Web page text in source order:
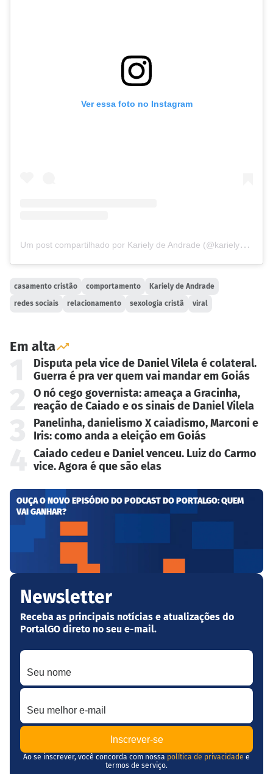
Ver essa foto no Instagram
U
m post compartilhado por Kariely de Andrade (@karielyandrade)
casamento cristão comportamento Kariely de Andrade
redes sociais relacionamento sexologia cristã viral
Em alta
Disputa pela vice de Daniel Vilela é colateral.
Guerra é pra ver quem vai mandar em Goiás
O nó cego governista: ameaça a Gracinha,
reação de Caiado e os sinais de Daniel Vilela
Panelinha, danielismo X caiadismo, Marconi e
Iris: como anda a eleição em Goiás
Caiado cedeu e Daniel venceu. Luiz do Carmo
vice. Agora é que são elas
OUÇA O NOVO EPISÓDIO DO PODCAST DO PORTALGO: QUEM
VAI GANHAR?
Newsletter
Receba as principais notícias e atualizações do
PortalGO direto no seu e-mail.
Seu nome
Seu melhor e-mail
Ao se inscrever, você concorda com nossa política de privacidade e
termos de serviço.